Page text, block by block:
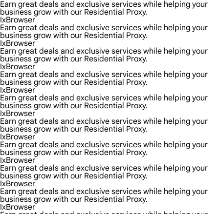
Earn great deals and exclusive services while helping your
business grow with our Residential Proxy.
IxBrowser
Earn great deals and exclusive services while helping your
business grow with our Residential Proxy.
IxBrowser
Earn great deals and exclusive services while helping your
business grow with our Residential Proxy.
IxBrowser
Earn great deals and exclusive services while helping your
business grow with our Residential Proxy.
IxBrowser
Earn great deals and exclusive services while helping your
business grow with our Residential Proxy.
IxBrowser
Earn great deals and exclusive services while helping your
business grow with our Residential Proxy.
IxBrowser
Earn great deals and exclusive services while helping your
business grow with our Residential Proxy.
IxBrowser
Earn great deals and exclusive services while helping your
business grow with our Residential Proxy.
IxBrowser
Earn great deals and exclusive services while helping your
business grow with our Residential Proxy.
IxBrowser